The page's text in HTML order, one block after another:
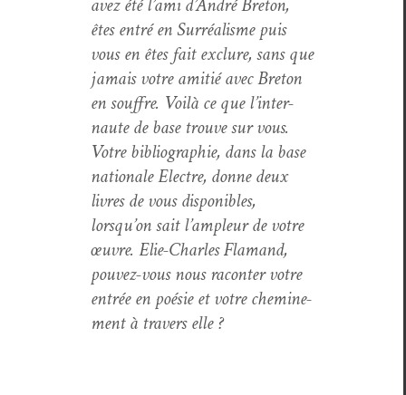
avez été l’a­mi d’An­dré Bre­ton,
êtes entré en Sur­réal­isme puis
vous en êtes fait exclure, sans que
jamais votre ami­tié avec Bre­ton
en souf­fre. Voilà ce que l’in­ter­
naute de base trou­ve sur vous.
Votre bib­li­ogra­phie, dans la base
nationale Elec­tre, donne deux
livres de vous disponibles,
lorsqu’on sait l’am­pleur de votre
œuvre. Elie-Charles Fla­mand,
pou­vez-vous nous racon­ter votre
entrée en poésie et votre chem­ine­
ment à tra­vers elle ?